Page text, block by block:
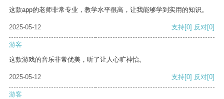
这款app的老师非常专业，教学水平很高，让我能够学到实用的知识。
2025-05-12 支持[0] 反对[0]
游客
这款游戏的音乐非常优美，听了让人心旷神怡。
2025-05-12 支持[0] 反对[0]
游客